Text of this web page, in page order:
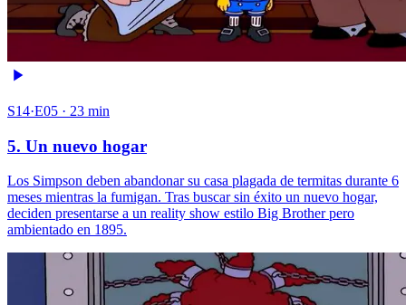
S14·E05 · 23 min
5. Un nuevo hogar
Los Simpson deben abandonar su casa plagada de termitas durante 6
meses mientras la fumigan. Tras buscar sin éxito un nuevo hogar,
deciden presentarse a un reality show estilo Big Brother pero
ambientado en 1895.